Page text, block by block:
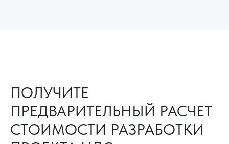
ПОЛУЧИТЕ
ПРЕДВАРИТЕЛЬНЫЙ РАСЧЕТ
СТОИМОСТИ РАЗРАБОТКИ